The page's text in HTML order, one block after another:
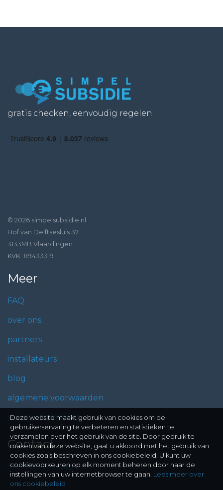
gratis checken, eenvoudig regelen.
© 2026 simpelsubsidie.nl
Hof van Delftsesluis 37
3133MB Vlaardingen
KVK: 89433319
Meer
FAQ
over ons
partners
installateurs
blog
algemene voorwaarden
privacy statement
Contact
Stel hier je vraag
Deze website maakt gebruik van cookies om de
gebruikerservaring te verbeteren en statistieken te
verzamelen over het gebruik van de site. Door gebruik te
maken van deze website, gaat u akkoord met het gebruik van
cookies zoals beschreven in ons cookiebeleid. U kunt uw
cookievoorkeuren op elk moment beheren door naar de
instellingen van uw internetbrowser te gaan. Lees meer over
ons cookiebeleid